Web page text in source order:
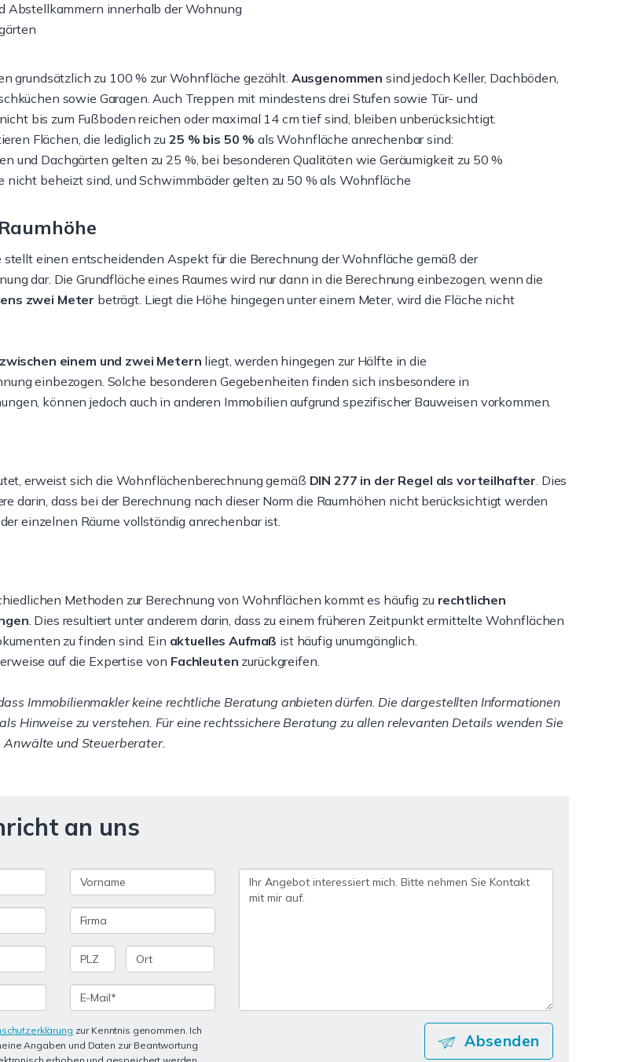
Abstellkammern innerhalb der Wohnung
grundsätzlich zu 100 % zur Wohnfläche gezählt. Ausgenommen sind jedoch Keller, Dachböden,
sowie Garagen. Auch Treppen mit mindestens drei Stufen sowie Tür- und
bis zum Fußboden reichen oder maximal 14 cm tief sind, bleiben unberücksichtigt.
Flächen, die lediglich zu25 % bis 50 % als Wohnfläche anrechenbar sind:
und Dachgärten gelten zu 25 %, bei besonderen Qualitäten wie Geräumigkeit zu 50 %
nicht beheizt sind, und Schwimmbäder gelten zu 50 % als Wohnfläche
stellt einen entscheidenden Aspekt für die Berechnung der Wohnfläche gemäß der
dar. Die Grundfläche eines Raumes wird nur dann in die Berechnung einbezogen, wenn die
zwei Meter beträgt. Liegt die Höhe hingegen unter einem Meter, wird die Fläche nicht
zwischen einem und zwei Metern liegt, werden hingegen zur Hälfte in die
einbezogen. Solche besonderen Gegebenheiten finden sich insbesondere in
können jedoch auch in anderen Immobilien aufgrund spezifischer Bauweisen vorkommen.
erweist sich die Wohnflächenberechnung gemäß DIN 277 in der Regel als vorteilhafter. Dies
darin, dass bei der Berechnung nach dieser Norm die Raumhöhen nicht berücksichtigt werden
einzelnen Räume vollständig anrechenbar ist.
Methoden zur Berechnung von Wohnflächen kommt es häufig zu rechtlichen
. Dies resultiert unter anderem darin, dass zu einem früheren Zeitpunkt ermittelte Wohnflächen
zu finden sind. Ein aktuelles Aufmaß ist häufig unumgänglich.
auf die Expertise von Fachleuten zurückgreifen.
Immobilienmakler keine rechtliche Beratung anbieten dürfen. Die dargestellten Informationen
Hinweise zu verstehen. Für eine rechtssichere Beratung zu allen relevanten Details wenden Sie
Anwälte und Steuerberater.
an uns
zur Kenntnis genommen. Ich
Angaben und Daten zur Beantwortung
Absenden